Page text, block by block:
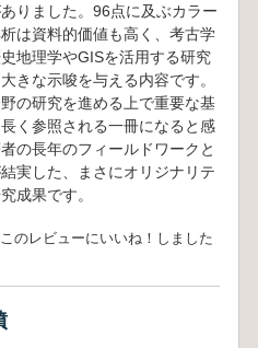
りました。96点に及ぶカラー
は資料的価値も高く、考古学
地理学やGISを活用する研究
きな示唆を与える内容です。
の研究を進める上で重要な基
く参照される一冊になると感
の長年のフィールドワークと
実した、まさにオリジナリテ
成果です。
のレビューにいいね！しました